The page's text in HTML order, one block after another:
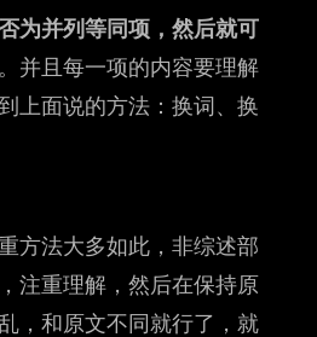
为并列等同项，然后就可
。并且每一项的内容要理解
上面说的方法：换词、换
方法大多如此，非综述部
注重理解，然后在保持原
，和原文不同就行了，就